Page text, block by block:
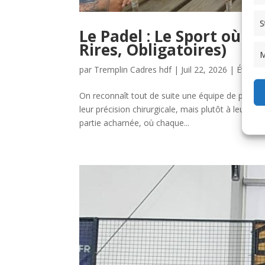
Le Padel : Le Sport où
Rires, Obligatoires)
par Tremplin Cadres hdf| Juil 22, 2026 |
On reconnaît tout de suite une équipe de padel
leur précision chirurgicale, mais plutôt à leur
partie acharnée, où chaque...